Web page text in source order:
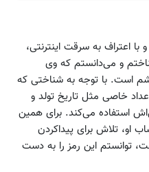
اعتراف به سرقت اینترنتی،
و می‌دانستم که وی
است. با توجه به شناختی که
خاصی مثل تاریخ تولد و
استفاده می‌کند. برای همین
تلاش برای پیداکردن
توانستم این رمز را به دست